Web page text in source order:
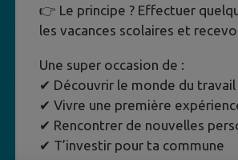
👉 Le principe ? Effectuer
les vacances scolaires et
Une super occasion de :
✔ Découvrir le monde du travail
✔ Vivre une première
✔ Rencontrer de nouvelles
✔ T’investir pour ta commune